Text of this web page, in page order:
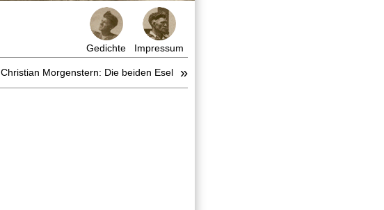
Gedichte Impressum
Christian Morgenstern: Die beiden Esel »